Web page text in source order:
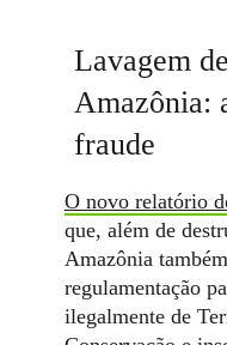
Lavagem
Amazônia:
fraude
O novo relatório
que, além de
Amazônia
regulamentação
ilegalmente de